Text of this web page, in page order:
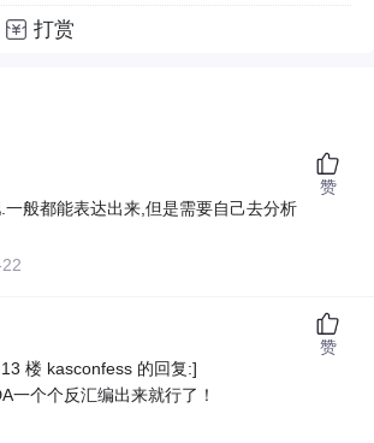
打赏
一般都能表达出来,但是需要自己去分析
赞
楼 kasconfess 的回复:]
一个个反汇编出来就行了！
赞